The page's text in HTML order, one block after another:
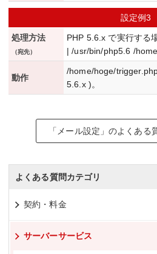
設定例3
処理方法
（宛先）
PHP 5.6.x で実行する
| /usr/bin/php5.6 /
動作
/home/hoge/
5.6.x )。
「メール設定」のよくある
よくある質問カテゴリ
契約・料金
サーバーサービス